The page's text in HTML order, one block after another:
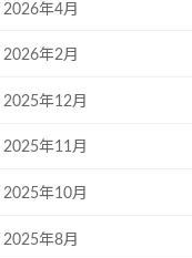
2026年4月
2026年2月
2025年12月
2025年11月
2025年10月
2025年8月